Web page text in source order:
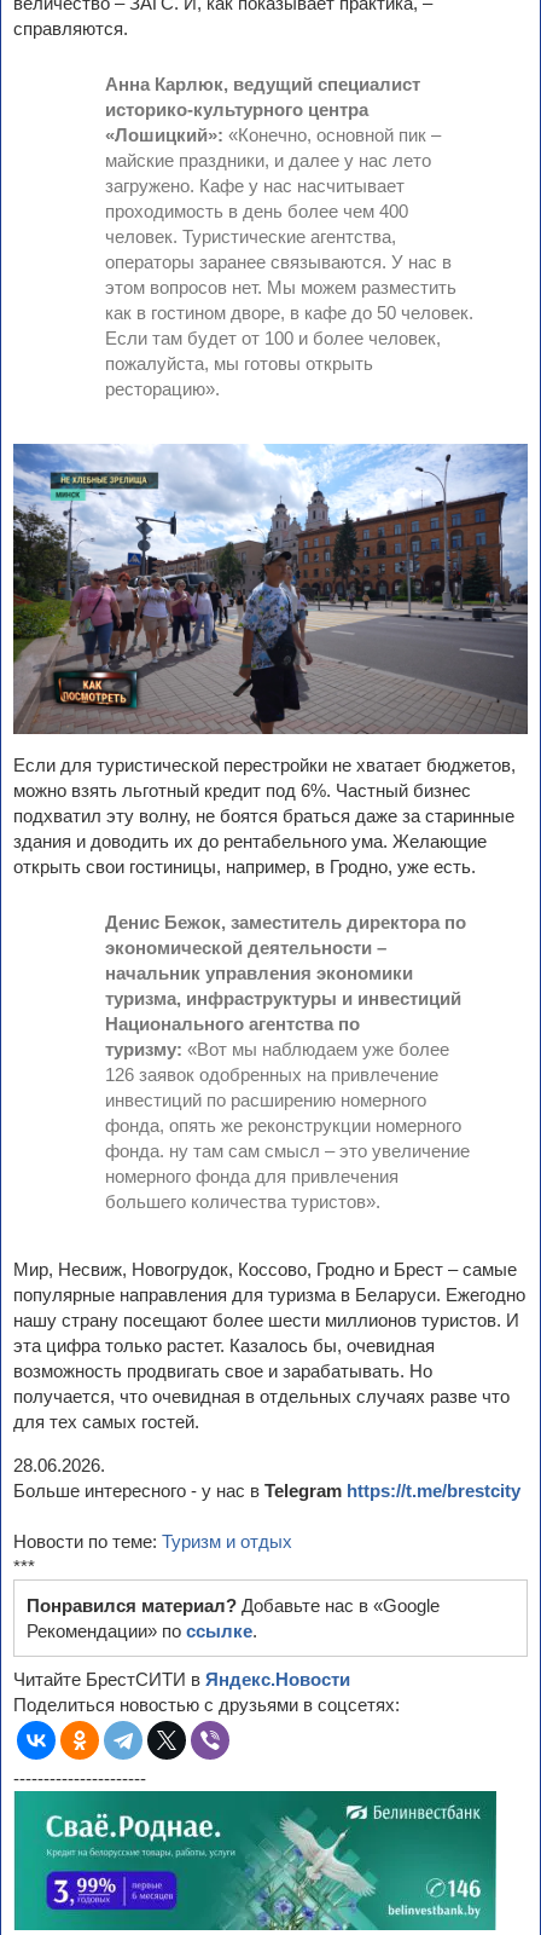
справляются.
Анна Карлюк, ведущий специалист
историко-культурного центра
«Лошицкий»: «Конечно, основной пик –
майские праздники, и далее у нас лето
загружено. Кафе у нас насчитывает
проходимость в день более чем 400
человек. Туристические агентства,
операторы заранее связываются. У нас в
этом вопросов нет. Мы можем разместить
как в гостином дворе, в кафе до 50 человек.
Если там будет от 100 и более человек,
пожалуйста, мы готовы открыть
ресторацию».
Если для туристической перестройки не хватает бюджетов,
можно взять льготный кредит под 6%. Частный бизнес
подхватил эту волну, не боятся браться даже за старинные
здания и доводить их до рентабельного ума. Желающие
открыть свои гостиницы, например, в Гродно, уже есть.
Денис Бежок, заместитель директора по
экономической деятельности –
начальник управления экономики
туризма, инфраструктуры и инвестиций
Национального агентства по
туризму: «Вот мы наблюдаем уже более
126 заявок одобренных на привлечение
инвестиций по расширению номерного
фонда, опять же реконструкции номерного
фонда. ну там сам смысл – это увеличение
номерного фонда для привлечения
большего количества туристов».
Мир, Несвиж, Новогрудок, Коссово, Гродно и Брест – самые
популярные направления для туризма в Беларуси. Ежегодно
нашу страну посещают более шести миллионов туристов. И
эта цифра только растет. Казалось бы, очевидная
возможность продвигать свое и зарабатывать. Но
получается, что очевидная в отдельных случаях разве что
для тех самых гостей.
28.06.2026.
Больше интересного - у нас в Telegram https://t.me/brestcity
Новости по теме: Туризм и отдых
***
Понравился материал? Добавьте нас в «Google
Рекомендации» по ссылке.
Читайте БрестСИТИ в Яндекс.Новости
Поделиться новостью с друзьями в соцсетях:
----------------------